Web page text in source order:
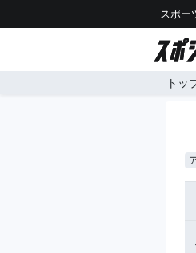
スポー
トッ